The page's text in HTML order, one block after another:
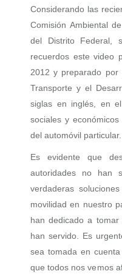
Considerando las
Comisión Ambiental
del Distrito Federal,
recuerdos este video
2012 y preparado
Transporte y el
siglas en inglés, en
sociales y
del automóvil particular.
Es evidente que
autoridades no han
verdaderas
movilidad en nuestro
han dedicado a
han servido. Es
sea tomada en
que todos nos vemos